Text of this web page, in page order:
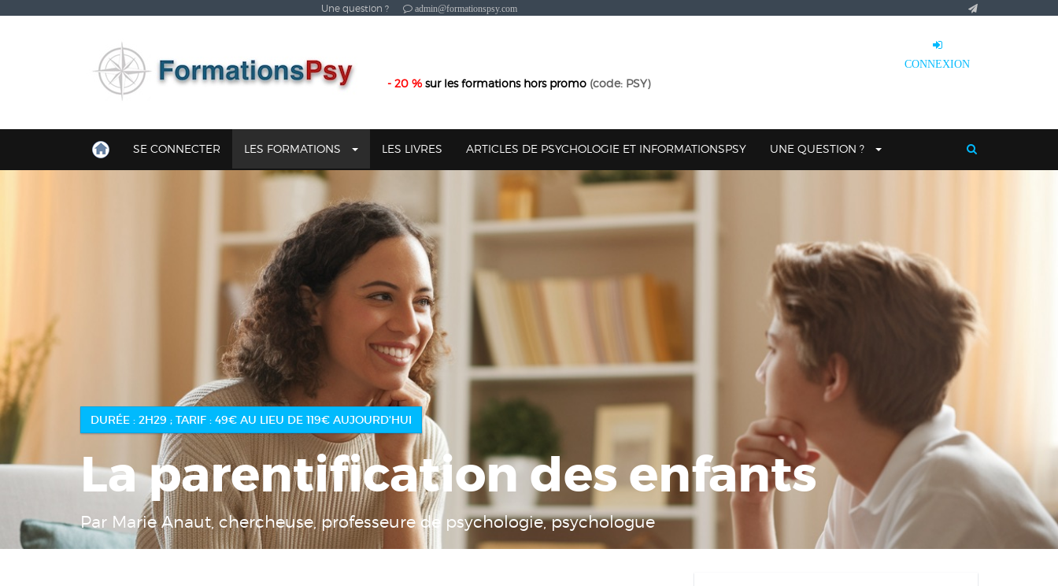
Une question ? admin@formationspsy.com
CONNEXION
- 20 %sur les formations hors promo (code: PSY)
SE CONNECTER LES FORMATIONS LES LIVRES ARTICLES DE PSYCHOLOGIE ET INFORMATIONSPSY UNE QUESTION ?
DURÉE : 2H29 ; TARIF : 49€ AU LIEU DE 119€ AUJOURD'HUI
La parentification des enfants
Par Marie Anaut, chercheuse, professeure de psychologie, psychologue